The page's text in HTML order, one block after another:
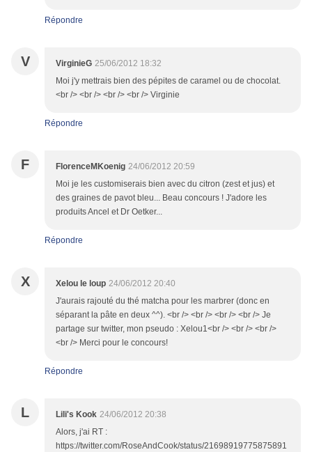
Répondre
V VirginieG 25/06/2012 18:32
Moi j'y mettrais bien des pépites de caramel ou de chocolat.
<br /> <br /> <br /> <br /> Virginie
Répondre
F FlorenceMKoenig 24/06/2012 20:59
Moi je les customiserais bien avec du citron (zest et jus) et
des graines de pavot bleu... Beau concours ! J'adore les
produits Ancel et Dr Oetker...
Répondre
X Xelou le loup 24/06/2012 20:40
J'aurais rajouté du thé matcha pour les marbrer (donc en
séparant la pâte en deux ^^). <br /> <br /> <br /> <br /> Je
partage sur twitter, mon pseudo : Xelou1<br /> <br /> <br />
<br /> Merci pour le concours!
Répondre
L Lili's Kook 24/06/2012 20:38
Alors, j'ai RT :
https://twitter.com/RoseAndCook/status/21698919775875891